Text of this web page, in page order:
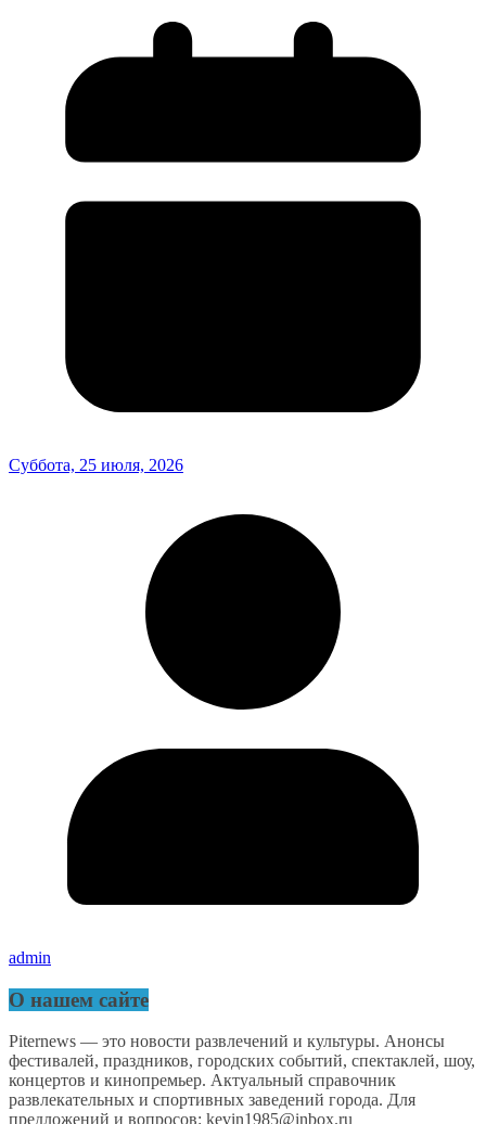
Суббота, 25 июля, 2026
admin
О нашем сайте
Piternews — это новости развлечений и культуры. Анонсы
фестивалей, праздников, городских событий, спектаклей, шоу,
концертов и кинопремьер. Актуальный справочник
развлекательных и спортивных заведений города. Для
предложений и вопросов: kevin1985@inbox.ru